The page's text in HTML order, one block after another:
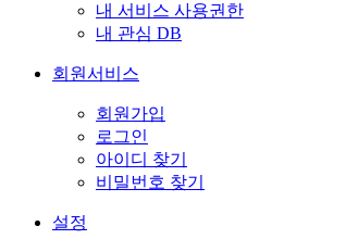
내 서비스 사용권한
내 관심 DB
회원서비스
회원가입
로그인
아이디 찾기
비밀번호 찾기
설정